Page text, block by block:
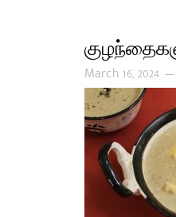
March 16, 2024